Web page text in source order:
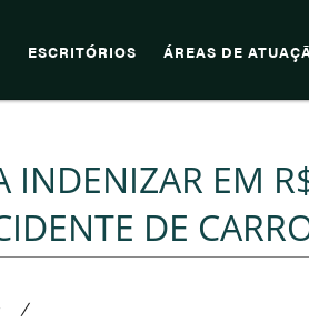
ESCRITÓRIOS ÁREAS DE
INDENIZAR EM
DE
/